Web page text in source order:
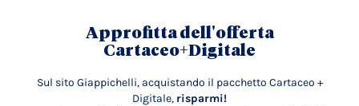
Approfitta dell'offerta
Cartaceo+Digitale
Sul sito Giappichelli, acquistando il pacchetto Cartaceo +
Digitale, risparmi!